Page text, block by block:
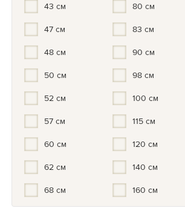
Серый
Золотой
Серебристый
43 см
47 см
48 см
50 см
52 см
57 см
60 см
62 см
68 см
80 см
83 см
90 см
98 см
100 см
115 см
120 см
140 см
160 см